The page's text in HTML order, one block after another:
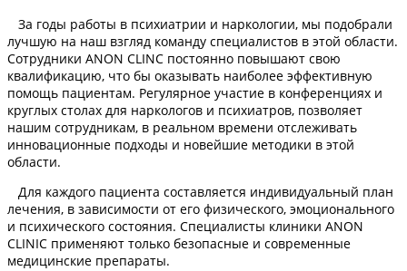
За годы работы в психиатрии и наркологии, мы подобрали
лучшую на наш взгляд команду специалистов в этой области.
Сотрудники ANON CLINC постоянно повышают свою
квалификацию, что бы оказывать наиболее эффективную
помощь пациентам. Регулярное участие в конференциях и
круглых столах для наркологов и психиатров, позволяет
нашим сотрудникам, в реальном времени отслеживать
инновационные подходы и новейшие методики в этой
области.
Для каждого пациента составляется индивидуальный план
лечения, в зависимости от его физического, эмоционального
и психического состояния. Специалисты клиники ANON
CLINIC применяют только безопасные и современные
медицинские препараты.